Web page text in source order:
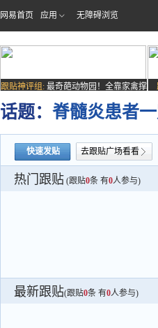
网易首页 应用 无障碍浏览
跟贴神评组: 最奇葩动物园！全靠家禽撑
场子
话题： 脊髓炎患者
快速发贴 去跟贴广场看看
热门跟贴 (跟贴0条 有0人参与)
最新跟贴(跟贴0条 有0人参与)